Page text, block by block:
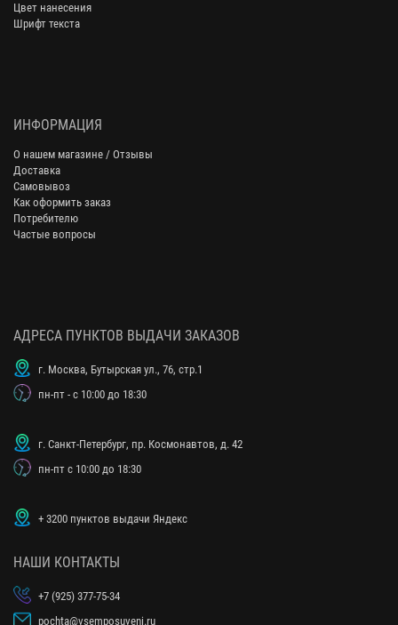
Цвет нанесения
Шрифт текста
ИНФОРМАЦИЯ
О нашем магазине / Отзывы
Доставка
Самовывоз
Как оформить заказ
Потребителю
Частые вопросы
АДРЕСА ПУНКТОВ ВЫДАЧИ ЗАКАЗОВ
г. Москва, Бутырская ул., 76, стр.1
пн-пт - с 10:00 до 18:30
г. Санкт-Петербург, пр. Космонавтов, д. 42
пн-пт с 10:00 до 18:30
+ 3200 пунктов выдачи Яндекс
НАШИ КОНТАКТЫ
+7 (925) 377-75-34
pochta@vsemposuveni.ru